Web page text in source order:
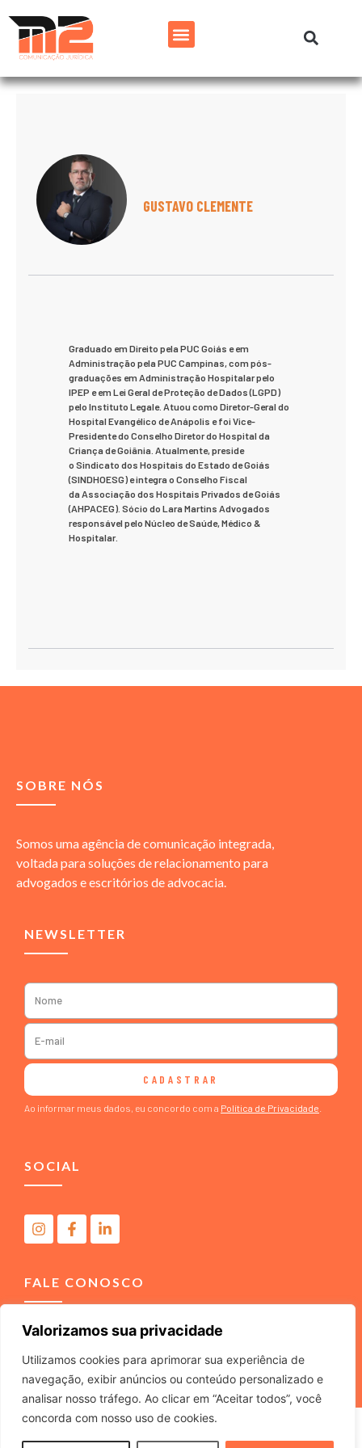
Valorizamos sua privacidade
Utilizamos cookies para aprimorar sua experiência de
navegação, exibir anúncios ou conteúdo personalizado e
analisar nosso tráfego. Ao clicar em “Aceitar todos”, você
concorda com nosso uso de cookies.
GUSTAVO CLEMENTE
Graduado em Direito pela PUC Goiás e em
Administração pela PUC Campinas, com pós-
graduações em Administração Hospitalar pelo
IPEP e em Lei Geral de Proteção de Dados (LGPD)
pelo Instituto Legale. Atuou como Diretor-Geral do
Hospital Evangélico de Anápolis e foi Vice-
Presidente do Conselho Diretor do Hospital da
Criança de Goiânia. Atualmente, preside
o Sindicato dos Hospitais do Estado de Goiás
(SINDHOESG) e integra o Conselho Fiscal
da Associação dos Hospitais Privados de Goiás
(AHPACEG). Sócio do Lara Martins Advogados
responsável pelo Núcleo de Saúde, Médico &
Hospitalar.
SOBRE NÓS
Somos uma agência de comunicação integrada,
voltada para soluções de relacionamento para
advogados e escritórios de advocacia.
NEWSLETTER
CADASTRAR
Ao informar meus dados, eu concordo com a Política de Privacidade
SOCIAL
FALE CONOSCO
(11) 4040-3666 contato@m2comunicacao.com.br
M2 COMUNICACAO JURIDICA LTDA – ME – CNPJ
22.040.734/0001-37 – Rua Tabajaras, 439 – Tel. (11) 4040-